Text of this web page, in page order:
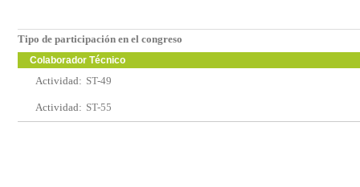
Tipo de participación en el congreso
Colaborador Técnico
Actividad: ST-49
Actividad: ST-55